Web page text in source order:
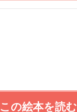
この絵本を読む